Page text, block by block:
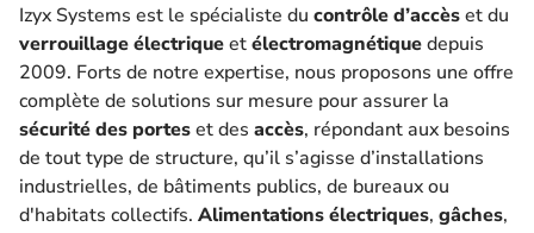
Izyx Systems est le spécialiste du contrôle d’accèset du
verrouillage électriqueetélectromagnétiquedepuis
2009. Forts de notre expertise, nous proposons une offre
complète de solutions sur mesure pour assurer la
sécurité des porteset des accès, répondant aux besoins
de tout type de structure, qu’il s’agisse d’installations
industrielles, de bâtiments publics, de bureaux ou
d'habitats collectifs. Alimentations électriques, gâches,